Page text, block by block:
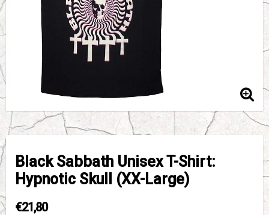
Black Sabbath Unisex T-Shirt:
Hypnotic Skull (XX-Large)
€21,80